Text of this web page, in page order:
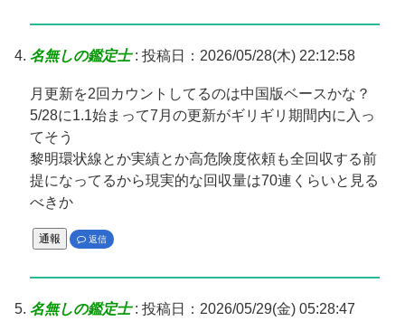
名無しの鑑定士: 投稿日：2026/05/28(木) 22:12:58
月更新を2回カウントしてるのは中国版ベースかな？
5/28に1.1始まって7月の更新がギリギリ期間内に入っ
てそう
黎明環状線とか実績とか高危険度依頼も全回収する前
提になってるから現実的な回収量は70連くらいと見る
べきか
通報 返信
名無しの鑑定士: 投稿日：2026/05/29(金) 05:28:47